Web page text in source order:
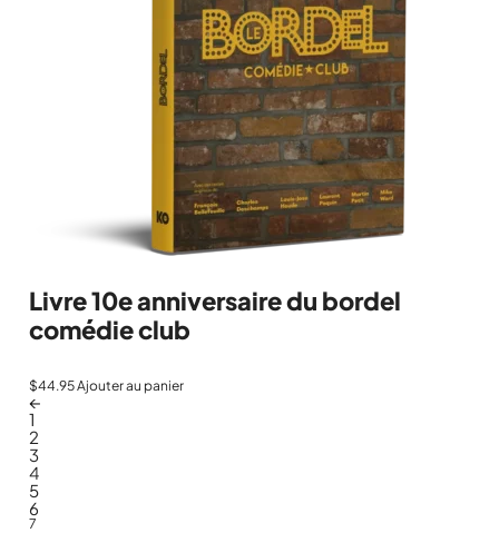
Livre 10e anniversaire du bordel
comédie club
$44.95Ajouter au panier
←
1
2
3
4
5
6
7